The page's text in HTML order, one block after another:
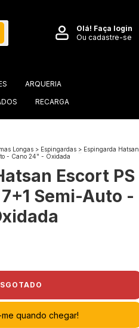
Olá! Faça login
Ou cadastre-se
ARQUERIA
RECARGA
Longas > Espingardas > Espingarda Hatsan
- Cano 24" - Oxidada
Escort PS
Semi-Auto -
quando chegar!